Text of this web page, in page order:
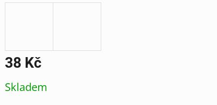
38 Kč
cena:
Skladem